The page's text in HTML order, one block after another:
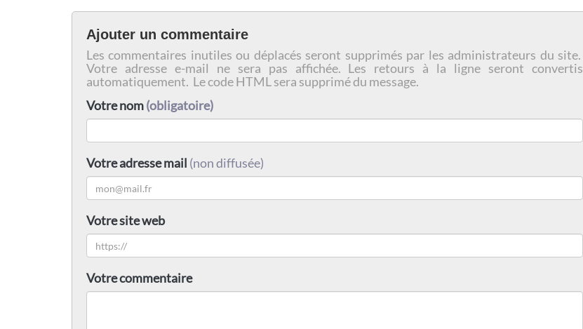
Ajouter un commentaire
Les commentaires inutiles ou déplacés seront supprimés par les administrateurs du site.
Votre adresse e-mail ne sera pas affichée. Les retours à la ligne seront convertis
automatiquement. Le code HTML sera supprimé du message.
Votre nom(obligatoire)
Votre adresse mail (non diffusée)
Votre site web
Votre commentaire